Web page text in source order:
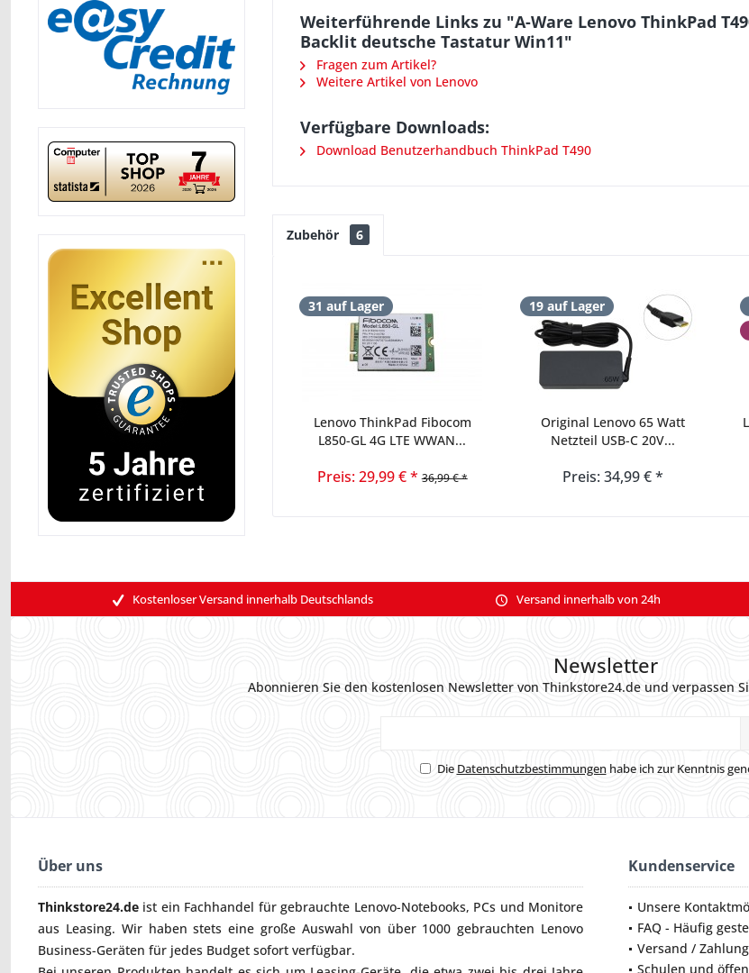
Weiterführende Links zu "A-Ware Lenovo ThinkPad T490
Backlit deutsche Tastatur Win11"
Fragen zum Artikel?
Weitere Artikel von Lenovo
Verfügbare Downloads:
Download Benutzerhandbuch ThinkPad T490
Zubehör 6
31 auf Lager
Lenovo ThinkPad Fibocom
L850-GL 4G LTE WWAN...
Preis: 29,99 € * 36,99 € *
19 auf Lager
Original Lenovo 65 Watt
Netzteil USB-C 20V...
Preis: 34,99 € *
Kostenloser Versand innerhalb Deutschlands Versand innerhalb von 24h
Newsletter
Abonnieren Sie den kostenlosen Newsletter von Thinkstore24.de und verpassen
Die Datenschutzbestimmungen habe ich zur Kenntnis
Über uns
Thinkstore24.de ist ein Fachhandel für gebrauchte Lenovo-Notebooks, PCs und Monitore
aus Leasing. Wir haben stets eine große Auswahl von über 1000 gebrauchten Lenovo
Business-Geräten für jedes Budget sofort verfügbar.
Kundenservice
Unsere
FAQ - Häufig
Versand /
Schulen und